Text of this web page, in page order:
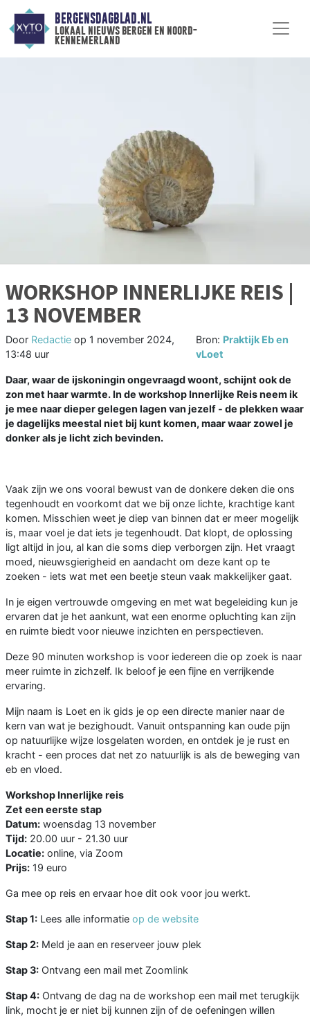
BERGENSDAGBLAD.NL
lokaal nieuws bergen en noord-
kennemerland
WORKSHOP INNERLIJKE REIS |
13 NOVEMBER
Door Redactie op 1 november 2024,
13:48 uur
Bron: Praktijk Eb en
vLoet
Daar, waar de ijskoningin ongevraagd woont, schijnt ook de
zon met haar warmte. In de workshop Innerlijke Reis neem ik
je mee naar dieper gelegen lagen van jezelf - de plekken waar
je dagelijks meestal niet bij kunt komen, maar waar zowel je
donker als je licht zich bevinden.
Vaak zijn we ons vooral bewust van de donkere deken die ons
tegenhoudt en voorkomt dat we bij onze lichte, krachtige kant
komen. Misschien weet je diep van binnen dat er meer mogelijk
is, maar voel je dat iets je tegenhoudt. Dat klopt, de oplossing
ligt altijd in jou, al kan die soms diep verborgen zijn. Het vraagt
moed, nieuwsgierigheid en aandacht om deze kant op te
zoeken - iets wat met een beetje steun vaak makkelijker gaat.
In je eigen vertrouwde omgeving en met wat begeleiding kun je
ervaren dat je het aankunt, wat een enorme opluchting kan zijn
en ruimte biedt voor nieuwe inzichten en perspectieven.
Deze 90 minuten workshop is voor iedereen die op zoek is naar
meer ruimte in zichzelf. Ik beloof je een fijne en verrijkende
ervaring.
Mijn naam is Loet en ik gids je op een directe manier naar de
kern van wat je bezighoudt. Vanuit ontspanning kan oude pijn
op natuurlijke wijze losgelaten worden, en ontdek je je rust en
kracht - een proces dat net zo natuurlijk is als de beweging van
eb en vloed.
Workshop Innerlijke reis
Zet een eerste stap
Datum: woensdag 13 november
Tijd: 20.00 uur - 21.30 uur
Locatie: online, via Zoom
Prijs: 19 euro
Ga mee op reis en ervaar hoe dit ook voor jou werkt.
Stap 1: Lees alle informatie op de website
Stap 2: Meld je aan en reserveer jouw plek
Stap 3: Ontvang een mail met Zoomlink
Stap 4: Ontvang de dag na de workshop een mail met terugkijk
link, mocht je er niet bij kunnen zijn of de oefeningen willen